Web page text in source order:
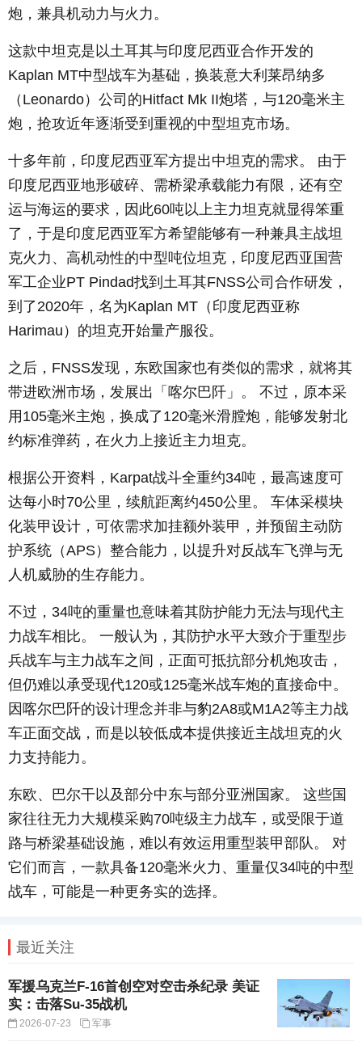
炮，兼具机动力与火力。
这款中坦克是以土耳其与印度尼西亚合作开发的
Kaplan MT中型战车为基础，换装意大利莱昂纳多
（ Leonardo）公司的Hitfact Mk II炮塔，与120毫米主
炮，抢攻近年逐渐受到重视的中型坦克市场。
十多年前，印度尼西亚军方提出中坦克的需求。 由于
印度尼西亚地形破碎、需桥梁承载能力有限，还有空
运与海运的要求，因此60吨以上主力坦克就显得笨重
了，于是印度尼西亚军方希望能够有一种兼具主战坦
克火力、高机动性的中型吨位坦克，印度尼西亚国营
军工企业PT Pindad找到土耳其FNSS公司合作研发，
到了2020年，名为Kaplan MT （印度尼西亚称
Harimau ）的坦克开始量产服役。
之后， FNSS发现，东欧国家也有类似的需求，就将其
带进欧洲市场，发展出「喀尔巴阡」。 不过，原本采
用 105毫米主炮，换成了120毫米滑膛炮，能够发射北
约标准弹药，在火力上接近主力坦克。
根据公开资料， Karpat战斗全重约34吨，最高速度可
达每小时70公里，续航距离约450公里。 车体采模块
化装甲设计，可依需求加挂额外装甲，并预留主动防
护系统（APS）整合能力，以提升对反战车飞弹与无
人机威胁的生存能力。
不过， 34吨的重量也意味着其防护能力无法与现代主
力战车相比。 一般认为，其防护水平大致介于重型步
兵战车与主力战车之间，正面可抵抗部分机炮攻击，
但仍难以承受现代120或125毫米战车炮的直接命中。
因喀尔巴阡的设计理念并非与豹2A8或M1A2等主力战
车正面交战，而是以较低成本提供接近主战坦克的火
力支持能力。
东欧、巴尔干以及部分中东与部分亚洲国家。 这些国
家往往无力大规模采购70吨级主力战车，或受限于道
路与桥梁基础设施，难以有效运用重型装甲部队。 对
它们而言，一款具备120毫米火力、重量仅34吨的中型
战车，可能是一种更务实的选择。
最近关注
军援乌克兰F-16首创空对空击杀纪录 美证
实：击落Su-35战机
2026-07-23 军事